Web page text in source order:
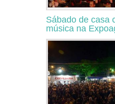
Sábado de casa
música na